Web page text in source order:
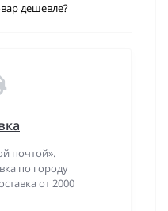
дешевле?
почтой».
по городу
от 2000